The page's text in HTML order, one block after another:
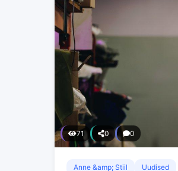
71 0 0
Anne &amp; Stiil Uudised